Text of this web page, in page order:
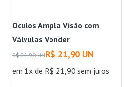
Óculos Ampla Visão com
Válvulas Vonder
R$ 22,90 UNR$ 21,90 UN
em 1x de R$ 21,90 sem juros